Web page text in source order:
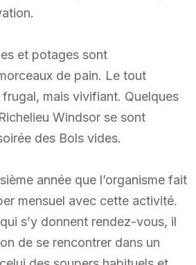
et potages sont
de pain. Le tout
mais vivifiant. Quelques
Windsor se sont
des Bols vides.
année que l’organisme fait
mensuel avec cette activité.
s’y donnent rendez-vous, il
de se rencontrer dans un